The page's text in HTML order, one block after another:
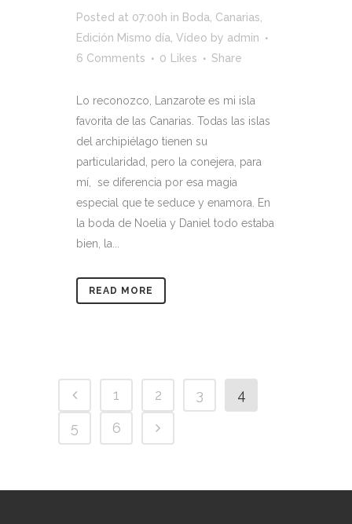
Posted at 07:00h in Boda Canarias
Edición Mismo día Vídeo by admin
6 Comments
0 Likes Share
Lo reconozco, Lanzarote es mi isla
favorita de las Canarias. Todas las islas
del archipiélago tienen su
particularidad, pero la conejera, para
mí, se diferencia por esa magia
especial que te seduce y enamora. En
la boda de Noelia y Daniel todo estaba
bien, la...
READ MORE
1 2 3
4
5
6